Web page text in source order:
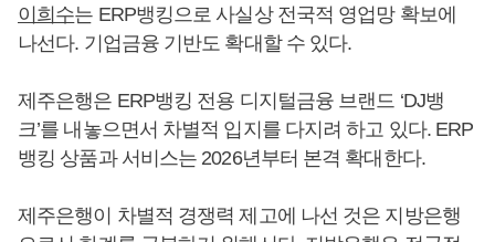
이희수는 ERP뱅킹으로 사실상 전국적 영업망 확보에
나선다. 기업금융 기반도 확대할 수 있다.
제주은행은 ERP뱅킹 전용 디지털금융 브랜드 ‘DJ뱅
크’를 내놓으면서 차별적 입지를 다지려 하고 있다. ERP
뱅킹 상품과 서비스는 2026년부터 본격 확대한다.
제주은행이 차별적 경쟁력 제고에 나선 것은 지방은행